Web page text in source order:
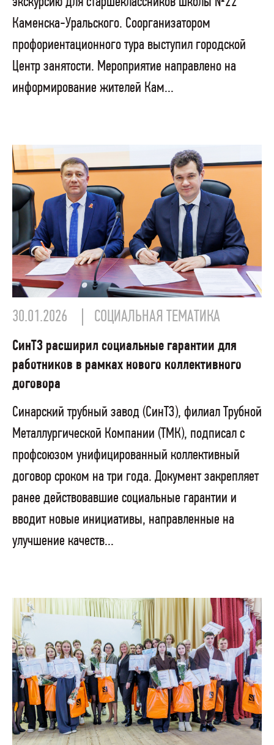
Каменска-Уральского. Соорганизатором
профориентационного тура выступил городской
Центр занятости. Мероприятие направлено на
информирование жителей Кам...
30.01.2026 СОЦИАЛЬНАЯ ТЕМАТИКА
СинТЗ расширил социальные гарантии для
работников в рамках нового коллективного
договора
Синарский трубный завод (СинТЗ), филиал Трубной
Металлургической Компании (ТМК), подписал с
профсоюзом унифицированный коллективный
договор сроком на три года. Документ закрепляет
ранее действовавшие социальные гарантии и
вводит новые инициативы, направленные на
улучшение качеств...